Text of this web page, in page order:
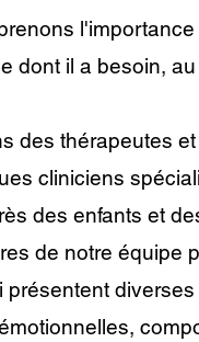
dont il a besoin,
des thérapeutes
cliniciens
des enfants et
de notre équipe
présentent